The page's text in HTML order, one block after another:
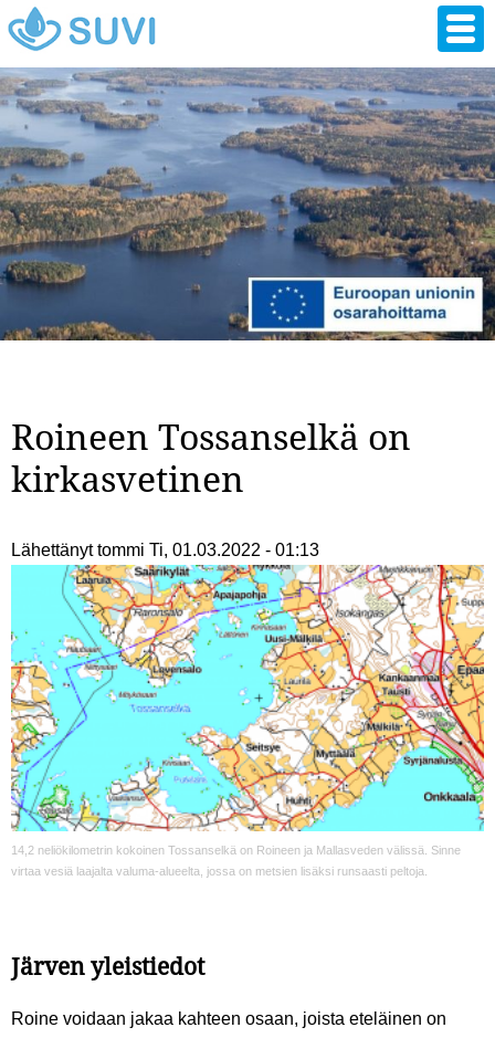
Hyppää
pääsisältöön
Roineen Tossanselkä on
kirkasvetinen
Lähettänyttommi Ti, 01.03.2022 - 01:13
14,2 neliökilometrin kokoinen Tossanselkä on Roineen ja Mallasveden välissä. Sinne
virtaa vesiä laajalta valuma-alueelta, jossa on metsien lisäksi runsaasti peltoja.
Järven yleistiedot
Roine voidaan jakaa kahteen osaan, joista eteläinen on